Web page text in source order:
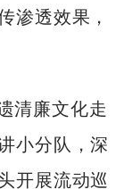
渗透效果，
清廉文化走
小分队，深
开展流动巡